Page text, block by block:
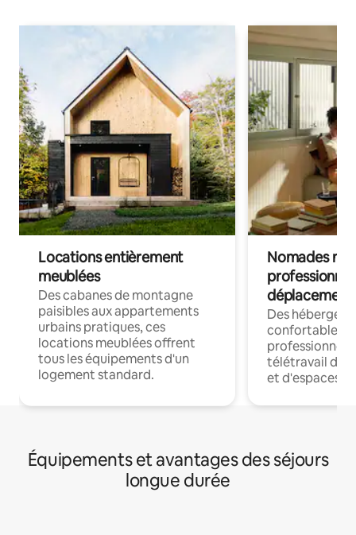
Locations entièrement
meublées
Des cabanes de montagne
paisibles aux appartements
urbains pratiques, ces
locations meublées offrent
tous les équipements d'un
logement standard.
Nomades
déplacement
Des
confortables
professionnels
télétravail
et d'espaces
Équipements et avantages des séjours
longue durée